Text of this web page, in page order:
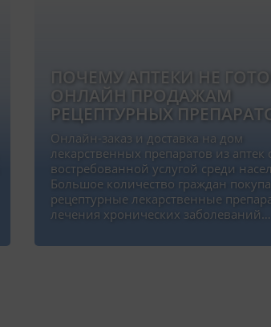
ПОЧЕМУ АПТЕКИ НЕ
ОНЛАЙН ПРОДАЖАМ
РЕЦЕПТУРНЫХ
Онлайн-заказ и доставка на дом
лекарственных препаратов из аптек
востребованной услугой среди
Большое количество граждан
рецептурные лекарственные
лечения хронических